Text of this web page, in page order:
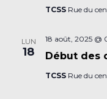
TCSS Rue du
LUN
18 Début des
18 août, 2025 @
TCSS Rue du